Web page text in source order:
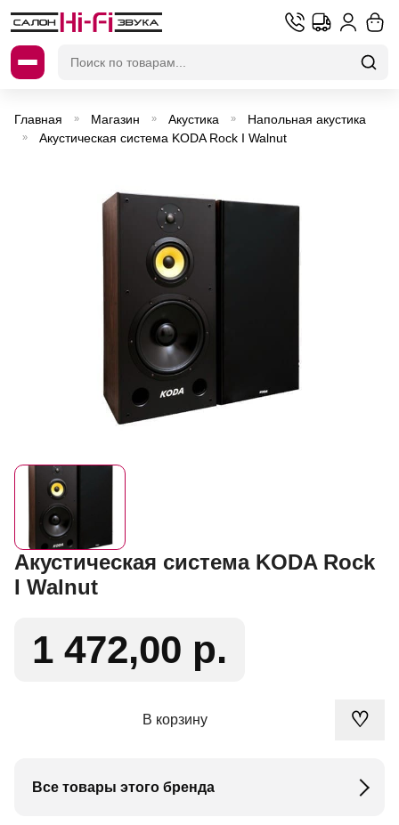
Главная » Магазин » Акустика » Напольная акустика
» Акустическая система KODA Rock I Walnut
Акустическая система KODA Rock
I Walnut
1 472,00 р.
В корзину ♡
Все товары этого бренда